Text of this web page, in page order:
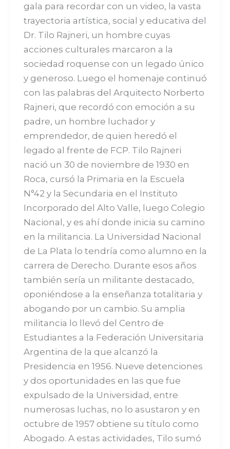
gala para recordar con un video, la vasta
trayectoria artística, social y educativa del
Dr. Tilo Rajneri, un hombre cuyas
acciones culturales marcaron a la
sociedad roquense con un legado único
y generoso. Luego el homenaje continuó
con las palabras del Arquitecto Norberto
Rajneri, que recordó con emoción a su
padre, un hombre luchador y
emprendedor, de quien heredó el
legado al frente de FCP. Tilo Rajneri
nació un 30 de noviembre de 1930 en
Roca, cursó la Primaria en la Escuela
N°42 y la Secundaria en el Instituto
Incorporado del Alto Valle, luego Colegio
Nacional, y es ahí donde inicia su camino
en la militancia. La Universidad Nacional
de La Plata lo tendría como alumno en la
carrera de Derecho. Durante esos años
también sería un militante destacado,
oponiéndose a la enseñanza totalitaria y
abogando por un cambio. Su amplia
militancia lo llevó del Centro de
Estudiantes a la Federación Universitaria
Argentina de la que alcanzó la
Presidencia en 1956. Nueve detenciones
y dos oportunidades en las que fue
expulsado de la Universidad, entre
numerosas luchas, no lo asustaron y en
octubre de 1957 obtiene su título como
Abogado. A estas actividades, Tilo sumó